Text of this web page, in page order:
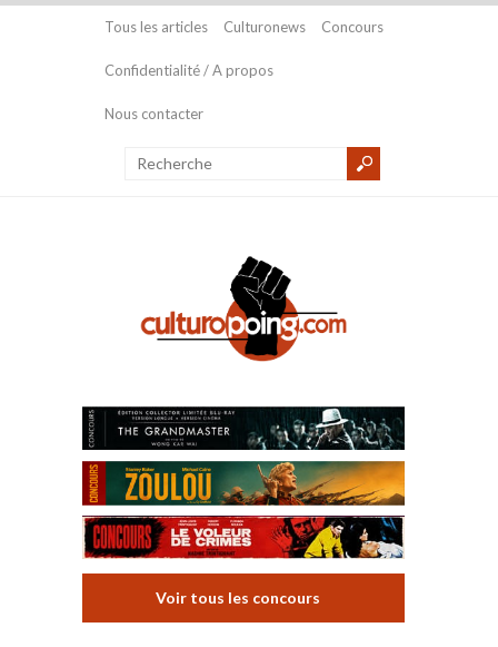
Tous les articles Culturonews Concours
Confidentialité / A propos
Nous contacter
Voir tous les concours